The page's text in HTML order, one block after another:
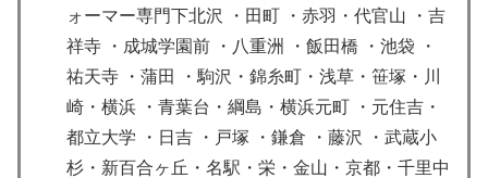
ォーマー専門下北沢 ・田町 ・赤羽・代官山 ・吉
祥寺 ・成城学園前 ・八重洲 ・飯田橋 ・池袋 ・
祐天寺 ・蒲田 ・駒沢・錦糸町・浅草・笹塚・川
崎・横浜 ・青葉台・綱島・横浜元町 ・元住吉・
都立大学 ・日吉 ・戸塚 ・鎌倉 ・藤沢 ・武蔵小
杉・新百合ヶ丘・名駅・栄・金山・京都・千里中